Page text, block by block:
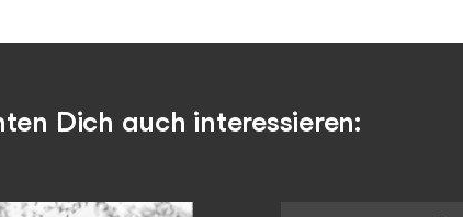
Dich auch interessieren: